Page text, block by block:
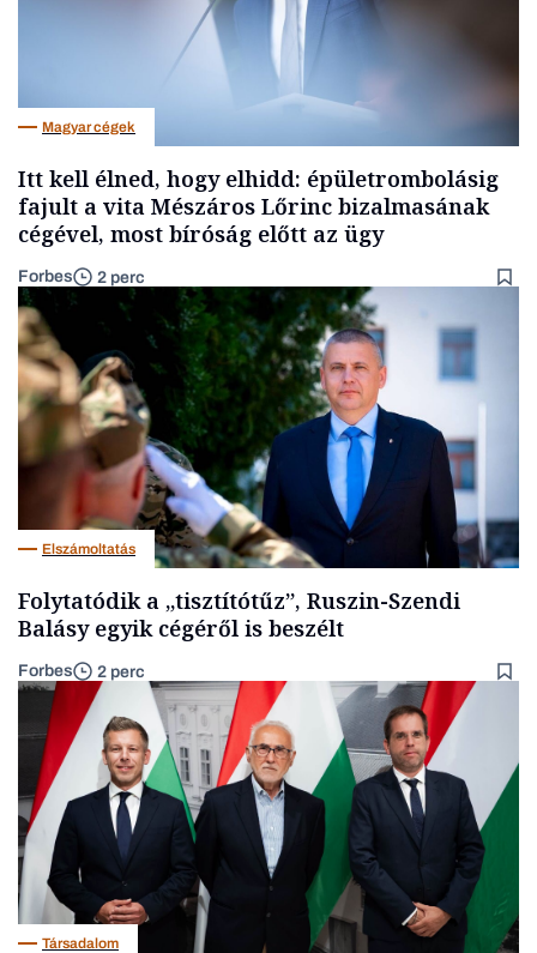
Magyar cégek
Itt kell élned, hogy elhidd: épületrombolásig
fajult a vita Mészáros Lőrinc bizalmasának
cégével, most bíróság előtt az ügy
Forbes 2 perc
Elszámoltatás
Folytatódik a „tisztítótűz”, Ruszin-Szendi
Balásy egyik cégéről is beszélt
Forbes 2 perc
Társadalom